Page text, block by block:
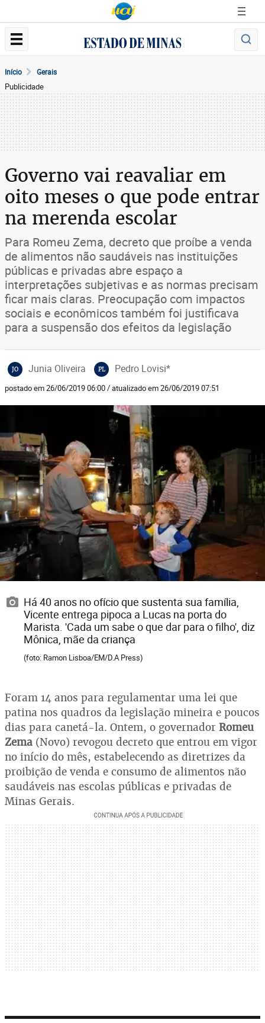
Início Gerais
Publicidade
Governo vai reavaliar em
oito meses o que pode entrar
na merenda escolar
Para Romeu Zema, decreto que proíbe a venda
de alimentos não saudáveis nas instituições
públicas e privadas abre espaço a
interpretações subjetivas e as normas precisam
ficar mais claras. Preocupação com impactos
sociais e econômicos também foi justificava
para a suspensão dos efeitos da legislação
JO Junia Oliveira PL Pedro Lovisi*
postado em 26/06/2019 06:00 / atualizado em 26/06/2019 07:51
Há 40 anos no ofício que sustenta sua família,
Vicente entrega pipoca a Lucas na porta do
Marista. 'Cada um sabe o que dar para o filho', diz
Mônica, mãe da criança
(foto: Ramon Lisboa/EM/D.A Press)
Foram 14 anos para regulamentar uma lei que
patina nos quadros da legislação mineira e poucos
dias para canetá-la. Ontem, o governador Romeu
Zema (Novo) revogou decreto que entrou em vigor
no início do mês, estabelecendo as diretrizes da
proibição de venda e consumo de alimentos não
saudáveis nas escolas públicas e privadas de
Minas Gerais.